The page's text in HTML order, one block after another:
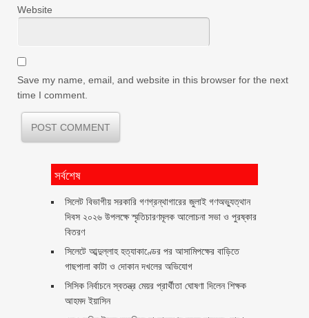
Website
Save my name, email, and website in this browser for the next
time I comment.
সর্বশেষ
সিলেট বিভাগীয় সরকারি গণগ্রন্থাগারের জুলাই গণঅভ্যুত্থান
দিবস ২০২৬ উপলক্ষে স্মৃতিচারণমূলক আলোচনা সভা ও পুরষ্কার
বিতরণ ‎ ‎
সিলেটে আব্দুল্লাহ হত্যাকাণ্ডের পর আসামিপক্ষের বাড়িতে
গাছপালা কাটা ও দোকান দখলের অভিযোগ
সিসিক নির্বাচনে স্বতন্ত্র মেয়র প্রার্থীতা ঘোষণা দিলেন শিক্ষক
আহমদ ইয়াসিন